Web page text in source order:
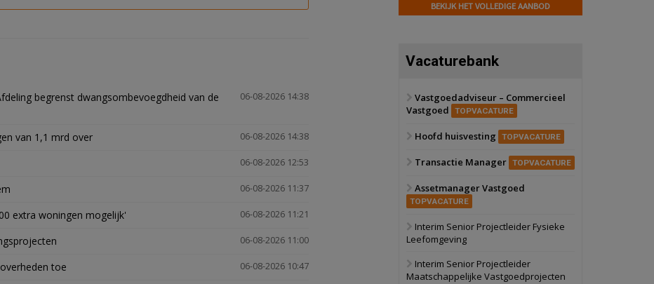
06-08-2026 14:38
begrenst dwangsombevoegdheid van de
06-08-2026 14:38
van 1,1 mrd over
06-08-2026 12:53
06-08-2026 11:37
06-08-2026 11:21
extra woningen mogelijk'
06-08-2026 11:00
06-08-2026 10:47
toe
17 september 2026
Voormalig
Zwanenburg
6 oktober 2026 Transformatieobject
22 september 2026
28 september 2026
Grootschalig
bedrijventerrein
BEKIJK HET VOLLEDIGE AANBOD
Vacaturebank
Vastgoedadviseur – Commercieel
Vastgoed
TOPVACATURE
Hoofd huisvesting TOPVACATURE
Transactie Manager TOPVACATURE
Assetmanager Vastgoed
TOPVACATURE
Interim Senior Projectleider Fysieke
Leefomgeving
Interim Senior Projectleider
Maatschappelijke Vastgoedprojecten